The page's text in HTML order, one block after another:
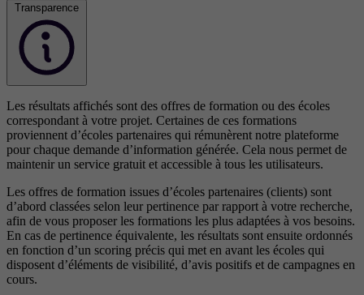
Transparence
Les résultats affichés sont des offres de formation ou des écoles
correspondant à votre projet. Certaines de ces formations
proviennent d’écoles partenaires qui rémunèrent notre plateforme
pour chaque demande d’information générée. Cela nous permet de
maintenir un service gratuit et accessible à tous les utilisateurs.
Les offres de formation issues d’écoles partenaires (clients) sont
d’abord classées selon leur pertinence par rapport à votre recherche,
afin de vous proposer les formations les plus adaptées à vos besoins.
En cas de pertinence équivalente, les résultats sont ensuite ordonnés
en fonction d’un scoring précis qui met en avant les écoles qui
disposent d’éléments de visibilité, d’avis positifs et de campagnes en
cours.